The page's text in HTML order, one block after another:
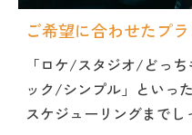
ご希望に合わせたプ
「ロケ/スタジオ/どっ
ック/シンプル」といっ
スケジューリングまでし